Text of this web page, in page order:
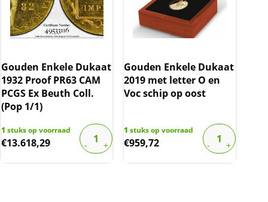
Gouden Enkele Dukaat
1932 Proof PR63 CAM
PCGS Ex Beuth Coll.
(Pop 1/1)
1 stuks op voorraad
€13.618,29
Gouden Enkele Dukaat
2019 met letter O en
Voc schip op oost
1 stuks op voorraad
€959,72